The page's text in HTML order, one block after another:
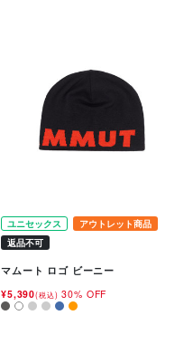
ユニセックス
アウトレット商品
返品不可
マムート ロゴ ビーニー
¥5,390(税込) 30% OFF